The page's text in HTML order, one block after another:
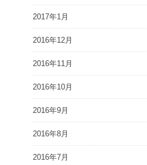
2017年1月
2016年12月
2016年11月
2016年10月
2016年9月
2016年8月
2016年7月